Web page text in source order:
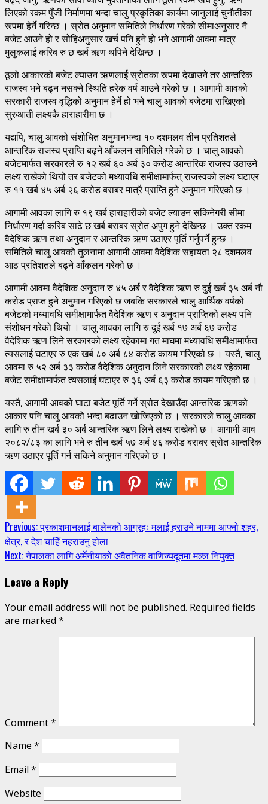
लिएको रकम पुँजी निर्माणमा भन्दा चालु प्रकृतिका कार्यमा जानुलाई चुनौतीका
रूपमा हेर्ने गरिन्छ । स्रोत अनुमान समितिले निर्धारण गरेको सीमाअनुसार नै
बजेट आउने हो र सोहिअनुसार खर्च पनि हुने हो भने आगामी आवमा मात्र
मुलुकलाई करिब रु छ खर्ब ऋण थपिने देखिन्छ ।
ठूलो आकारको बजेट ल्याउन ऋणलाई स्रोतका रूपमा देखाउने तर आन्तरिक
राजस्व भने बढ्न नसक्ने स्थिति हरेक वर्ष आउने गरेको छ । आगामी आवको
सरकारी राजस्व वृद्धिको अनुमान हेर्ने हो भने चालु आवको बजेटमा राखिएको
सुरुआती लक्ष्यकै हाराहारीमा छ ।
यद्यपि, चालु आवको संशोधित अनुमानभन्दा १० दशमलव तीन प्रतिशतले
आन्तरिक राजस्व प्राप्ति बढ्ने आंँकलन समितिले गरेको छ । चालु आवको
बजेटमार्फत सरकारले रु १२ खर्ब ६० अर्ब ३० करोड आन्तरिक राजस्व उठाउने
लक्ष्य राखेको थियो तर बजेटको मध्यावधि समीक्षामार्फत् राजस्वको लक्ष्य घटाएर
रु ११ खर्ब ४५ अर्ब २६ करोड बराबर मात्रै प्राप्ति हुने अनुमान गरिएको छ ।
आगामी आवका लागि रु १९ खर्ब हाराहारीको बजेट ल्याउन सकिनेगरी सीमा
निर्धारण गर्दा करिब साढे छ खर्ब बराबर स्रोत अपुग हुने देखिन्छ । उक्त रकम
वैदेशिक ऋण तथा अनुदान र आन्तरिक ऋण उठाएर पूर्ति गर्नुपर्ने हुन्छ ।
समितिले चालु आवको तुलनामा आगामी आवमा वैदेशिक सहायता २८ दशमलव
आठ प्रतिशतले बढ्ने आँकलन गरेको छ ।
आगामी आवमा वैदेशिक अनुदान रु ४५ अर्ब र वैदेशिक ऋण रु दुई खर्ब ३५ अर्ब नौ
करोड प्राप्त हुने अनुमान गरिएको छ जबकि सरकारले चालु आर्थिक वर्षको
बजेटको मध्यावधि समीक्षामार्फत वैदेशिक ऋण र अनुदान प्राप्तिको लक्ष्य पनि
संशोधन गरेको थियो । चालु आवका लागि रु दुई खर्ब १७ अर्ब ६७ करोड
वैदेशिक ऋण लिने सरकारको लक्ष्य रहेकामा गत माघमा मध्यावधि समीक्षामार्फत
त्यसलाई घटाएर रु एक खर्ब ८० अर्ब ८४ करोड कायम गरिएको छ । यस्तै, चालु
आवमा रु ५२ अर्ब ३३ करोड वैदेशिक अनुदान लिने सरकारको लक्ष्य रहेकामा
बजेट समीक्षामार्फत त्यसलाई घटाएर रु ३६ अर्ब ६३ करोड कायम गरिएको छ ।
यस्तै, आगामी आवको घाटा बजेट पूर्ति गर्ने स्रोत देखाउँदा आन्तरिक ऋणको
आकार पनि चालु आवको भन्दा बढाउन खोजिएको छ । सरकारले चालु आवका
लागि रु तीन खर्ब ३० अर्ब आन्तरिक ऋण लिने लक्ष्य राखेको छ । आगामी आव
२०८२/८३ का लागि भने रु तीन खर्ब ५७ अर्ब ४६ करोड बराबर स्रोत आन्तरिक
ऋण उठाएर पूर्ति गर्न सकिने अनुमान गरिएको छ ।
Continue
Reading
Previous:प्रकाशमानलाई बालेनको आग्रहः मलाई हराउने नाममा आफ्नो शहर,
क्षेत्र, र देश चाहिँ नहराउनु होला
Next:नेपालका लागि अर्मेनीयाको अवैतनिक वाणिज्यदूतमा मल्ल नियुक्त
Leave a Reply
Your email address will not be published. Required fields
are marked *
Comment*
Name *
Email *
Website